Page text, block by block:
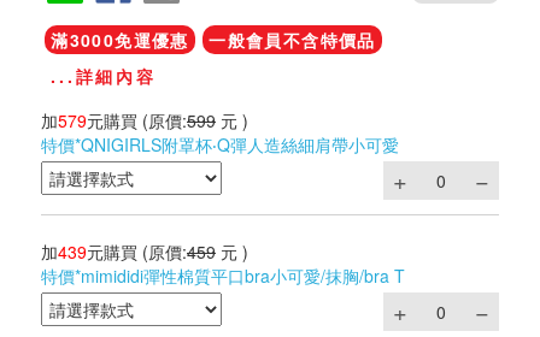
滿3000免運優惠
一般會員不含特價品
...詳細內容
加579元購買 (原價:599 元 )
特價*QNIGIRLS附罩杯‧Q彈人造絲細肩帶小可愛
加439元購買 (原價:459 元 )
特價*mimididi彈性棉質平口bra小可愛/抹胸/bra T